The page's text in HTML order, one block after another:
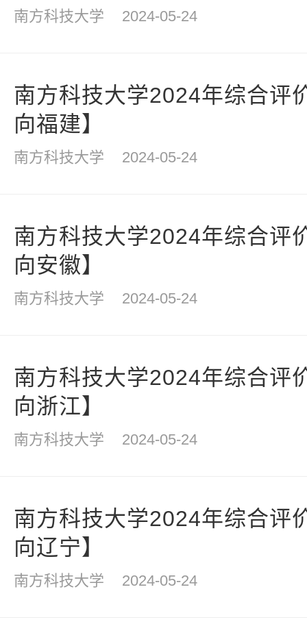
南方科技大学 2024-05-24
南方科技大学2024年综合评
向福建】
南方科技大学 2024-05-24
南方科技大学2024年综合评
向安徽】
南方科技大学 2024-05-24
南方科技大学2024年综合评
向浙江】
南方科技大学 2024-05-24
南方科技大学2024年综合评
向辽宁】
南方科技大学 2024-05-24